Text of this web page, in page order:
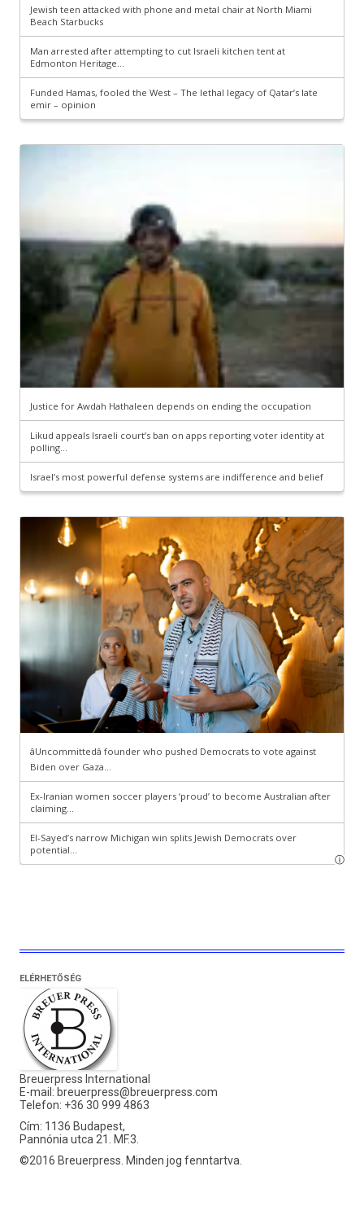
ELÉRHETŐSÉG
Breuerpress International
E-mail: breuerpress@breuerpress.com
Telefon: +36 30 999 4863
Cím: 1136 Budapest,
Pannónia utca 21. MF.3.
©2016 Breuerpress. Minden jog fenntartva.